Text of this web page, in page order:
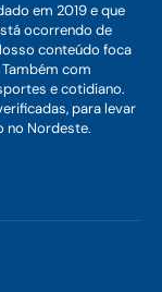
em 2019 e que
ocorrendo de
conteúdo foca
com
e cotidiano.
para levar
no Nordeste.